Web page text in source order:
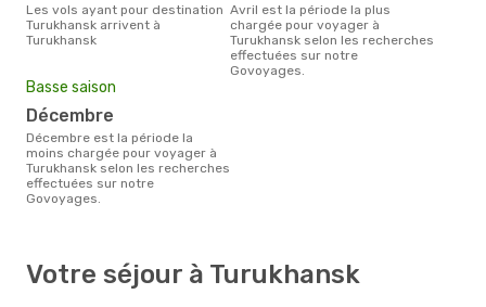
Les vols ayant pour destination
Turukhansk arrivent à
Turukhansk
avril est la période la plus
chargée pour voyager à
Turukhansk selon les recherches
effectuées sur notre
Govoyages.
Basse saison
décembre
décembre est la période la
moins chargée pour voyager à
Turukhansk selon les recherches
effectuées sur notre
Govoyages.
Votre séjour à Turukhansk